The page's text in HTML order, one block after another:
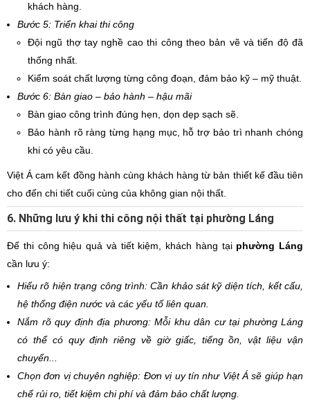
khách hàng.
Bước 5: Triển khai thi công
Đội ngũ thợ tay nghề cao thi công theo bản vẽ và tiến độ đã
thống nhất.
Kiểm soát chất lượng từng công đoạn, đảm bảo kỹ – mỹ thuật.
Bước 6: Bàn giao – bảo hành – hậu mãi
Bàn giao công trình đúng hẹn, dọn dẹp sạch sẽ.
Bảo hành rõ ràng từng hạng mục, hỗ trợ bảo trì nhanh chóng
khi có yêu cầu.
Việt Á cam kết đồng hành cùng khách hàng từ bản thiết kế đầu tiên
cho đến chi tiết cuối cùng của không gian nội thất.
6. Những lưu ý khi thi công nội thất tại phường Láng
Để thi công hiệu quả và tiết kiệm, khách hàng tại phường Láng
cần lưu ý:
Hiểu rõ hiện trạng công trình: Cần khảo sát kỹ diện tích, kết cấu,
hệ thống điện nước và các yếu tố liên quan.
Nắm rõ quy định địa phương: Mỗi khu dân cư tại phường Láng
có thể có quy định riêng về giờ giấc, tiếng ồn, vật liệu vận
chuyển...
Chọn đơn vị chuyên nghiệp: Đơn vị uy tín như Việt Á sẽ giúp hạn
chế rủi ro, tiết kiệm chi phí và đảm bảo chất lượng.